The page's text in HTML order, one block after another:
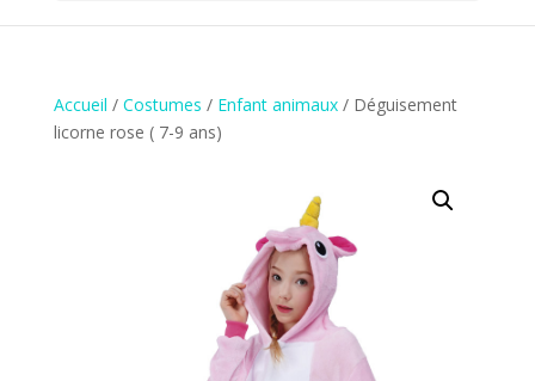
Accueil / Costumes / Enfant animaux/ Déguisement
licorne rose ( 7-9 ans)